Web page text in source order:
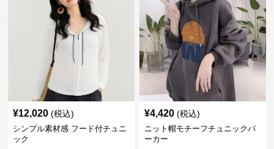
¥12,020 (税込)
シンプル素材感 フード付チュニ
ック
¥4,420 (税込)
ニット帽モチーフチュニックパ
ーカー